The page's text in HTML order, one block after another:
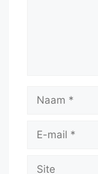
Naam
Site